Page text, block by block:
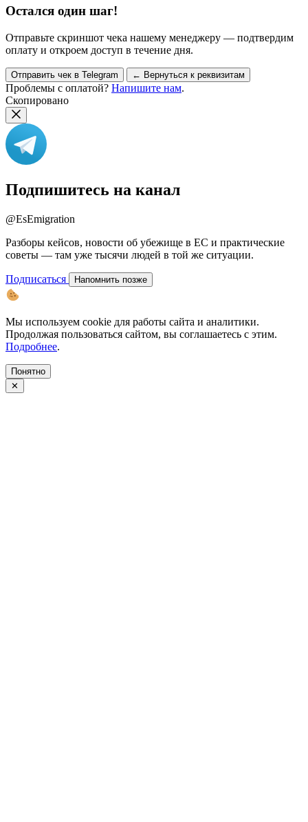
Остался один шаг!
Отправьте скриншот чека нашему менеджеру — подтвердим
оплату и откроем доступ в течение дня.
Отправить чек в Telegram ← Вернуться к реквизитам
Проблемы с оплатой? Напишите нам.
Скопировано
Подпишитесь на канал
@EsEmigration
Разборы кейсов, новости об убежище в ЕС и практические
советы — там уже тысячи людей в той же ситуации.
Подписаться Напомнить позже
Мы используем cookie для работы сайта и аналитики.
Продолжая пользоваться сайтом, вы соглашаетесь с этим.
Подробнее.
Понятно
✕